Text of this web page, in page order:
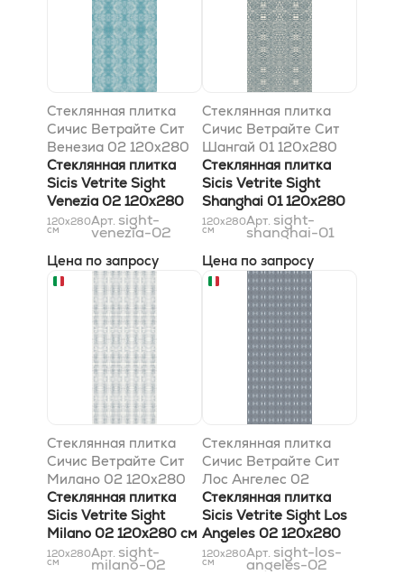
Стеклянная плитка
Сичис Ветрайте Сит
Венезиа 02 120x280
см
Стеклянная плитка
Sicis Vetrite Sight
Venezia 02 120x280
см
120x280
см
Арт. sight-
venezia-02
Цена по запросу
Стеклянная плитка
Сичис Ветрайте Сит
Шангай 01 120x280
см
Стеклянная плитка
Sicis Vetrite Sight
Shanghai 01 120x280
см
120x280
см
Арт. sight-
shanghai-01
Цена по запросу
Стеклянная плитка
Сичис Ветрайте Сит
Милано 02 120x280
см
Стеклянная плитка
Sicis Vetrite Sight
Milano 02 120x280 см
120x280
см
Арт. sight-
milano-02
Стеклянная плитка
Сичис Ветрайте Сит
Лос Ангелес 02
120x280 см
Стеклянная плитка
Sicis Vetrite Sight Los
Angeles 02 120x280
см
120x280
см
Арт. sight-los-
angeles-02